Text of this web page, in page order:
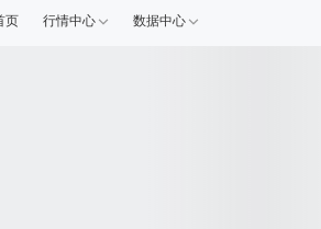
页 行情中心 数据中心